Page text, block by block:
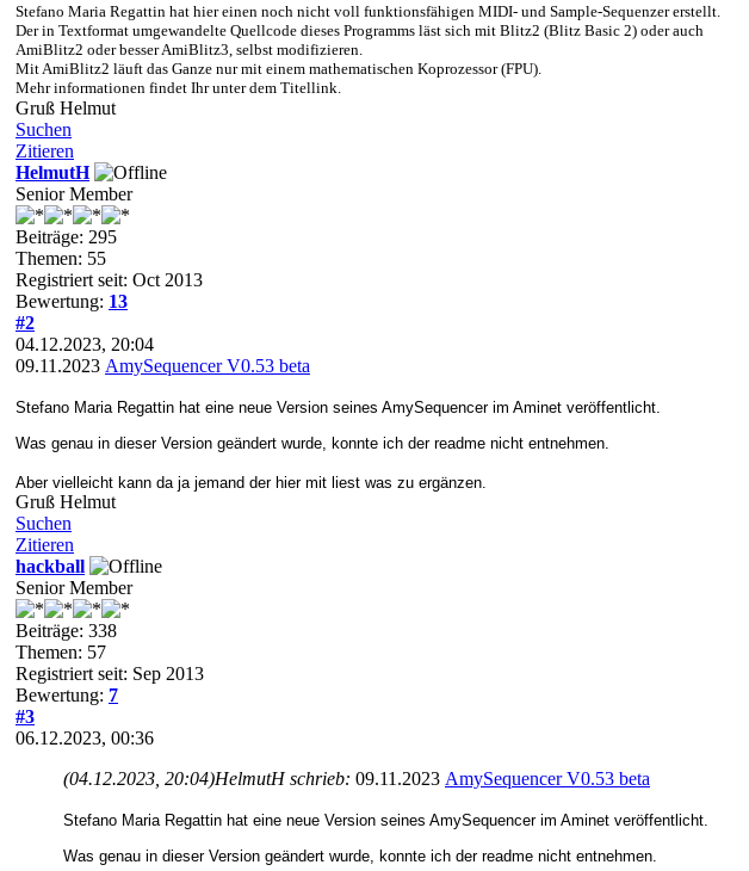
Stefano Maria Regattin hat hier einen noch nicht voll funktionsfähigen MIDI- und Sample-Sequenzer erstellt.
Der in Textformat umgewandelte Quellcode dieses Programms läst sich mit Blitz2 (Blitz Basic 2) oder auch
AmiBlitz2 oder besser AmiBlitz3, selbst modifizieren.
Mit AmiBlitz2 läuft das Ganze nur mit einem mathematischen Koprozessor (FPU).
Mehr informationen findet Ihr unter dem Titellink.
Gruß Helmut
Suchen
Zitieren
HelmutH
Senior Member
Beiträge: 295
Themen: 55
Registriert seit: Oct 2013
Bewertung: 13
#2
04.12.2023, 20:04
09.11.2023 AmySequencer V0.53 beta
Stefano Maria Regattin hat eine neue Version seines AmySequencer im Aminet veröffentlicht.
Was genau in dieser Version geändert wurde, konnte ich der readme nicht entnehmen.
Aber vielleicht kann da ja jemand der hier mit liest was zu ergänzen.
Gruß Helmut
Suchen
Zitieren
hackball
Senior Member
Beiträge: 338
Themen: 57
Registriert seit: Sep 2013
Bewertung: 7
#3
06.12.2023, 00:36
(04.12.2023, 20:04)HelmutH schrieb: 09.11.2023 AmySequencer V0.53 beta
Stefano Maria Regattin hat eine neue Version seines AmySequencer im Aminet veröffentlicht.
Was genau in dieser Version geändert wurde, konnte ich der readme nicht entnehmen.